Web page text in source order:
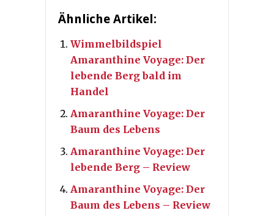
Ähnliche Artikel:
Wimmelbildspiel
Amaranthine Voyage: Der
lebende Berg bald im
Handel
Amaranthine Voyage: Der
Baum des Lebens
Amaranthine Voyage: Der
lebende Berg – Review
Amaranthine Voyage: Der
Baum des Lebens – Review